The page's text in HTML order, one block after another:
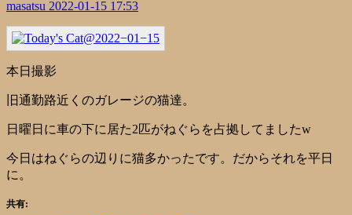
masatsu 2022-01-15 17:53
本日撮影
旧通勤路近くのガレージの猫達。
日曜日に車の下に居た2匹がねぐらを占拠してましたw
今日はねぐらの辺りに猫多かったです。だからそれを平日
に。
共有: